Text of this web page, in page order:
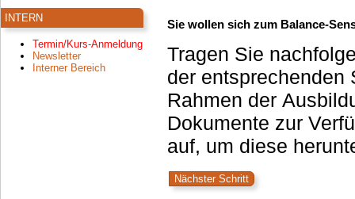
INTERN
Termin/Kurs-Anmeldung
Newsletter
Interner Bereich
Sie wollen sich zum Balance-
Tragen Sie
der entsprechenden
Rahmen der
Dokumente zur
auf, um diese